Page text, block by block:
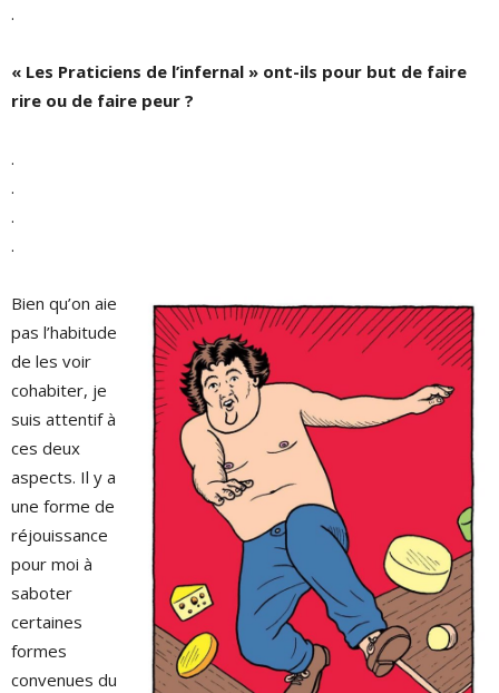
.
« Les Praticiens de l’infernal » ont-ils pour but de faire
rire ou de faire peur ?
.
.
.
.
Bien qu’on aie
pas l’habitude
de les voir
cohabiter, je
suis attentif à
ces deux
aspects. Il y a
une forme de
réjouissance
pour moi à
saboter
certaines
formes
convenues du